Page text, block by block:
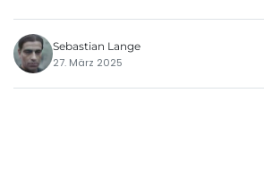
Sebastian Lange
27. März 2025